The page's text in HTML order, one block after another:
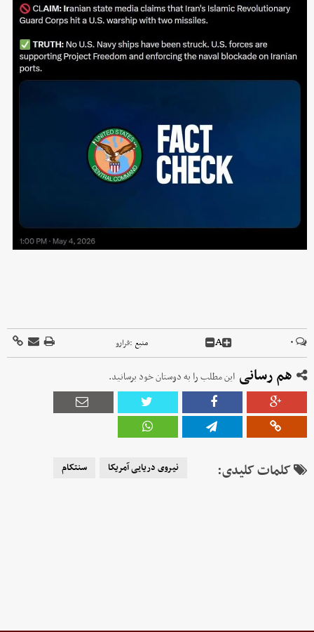
۰ A منبع :فرارو
هم رسانی این مطلب را به دوستان خود برسانید.
کلمات کلیدی: نیروی دریایی آمریکا سنتکام